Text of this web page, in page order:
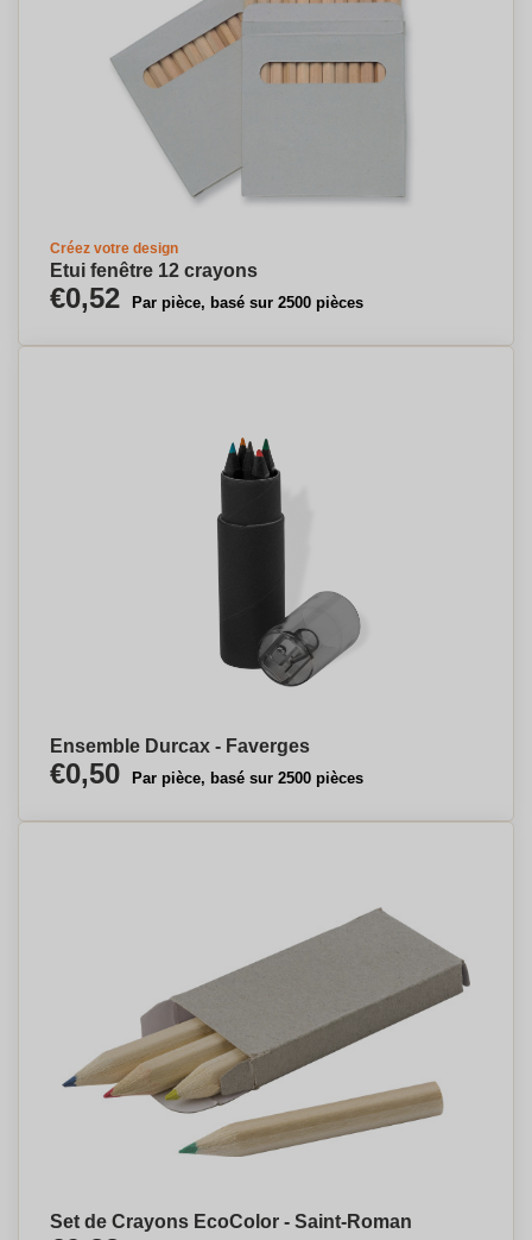
Créez votre design
Etui fenêtre 12 crayons
€0,52 Par pièce, basé sur 2500 pièces
Ensemble Durcax - Faverges
€0,50 Par pièce, basé sur 2500 pièces
Set de Crayons EcoColor - Saint-Roman